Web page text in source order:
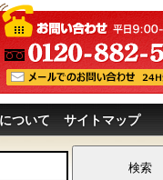
ついて サイトマップ